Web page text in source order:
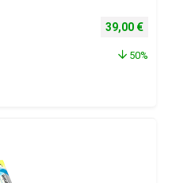
Izvorna
39,00 €
50%